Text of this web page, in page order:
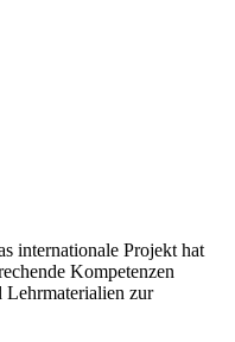
internationale Projekt hat
Kompetenzen
Lehrmaterialien zur